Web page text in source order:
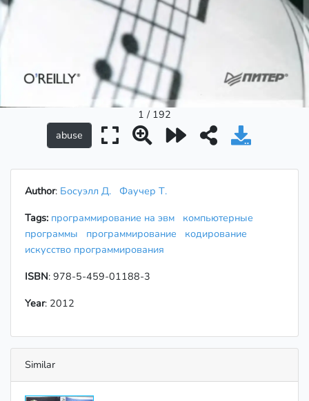
1 / 192
Author: Босуэлл Д.
Фаучер Т.
Tags: программирование на эвм
компьютерные
программы
программирование
кодирование
искусство программирования
ISBN: 978-5-459-01188-3
Year: 2012
Similar